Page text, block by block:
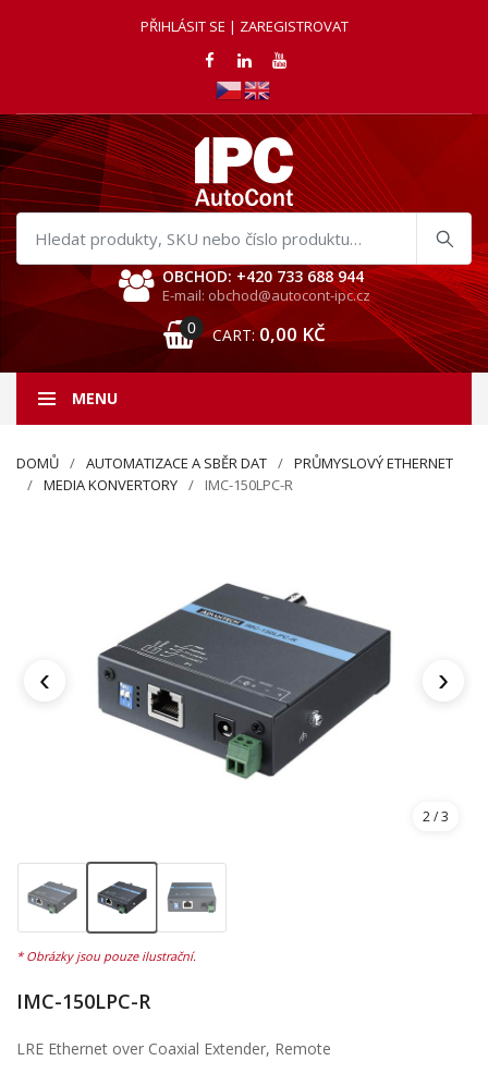
PŘIHLÁSIT SE | ZAREGISTROVAT
Hledat
produkty
OBCHOD: +420 733 688 944
E-mail: obchod@autocont-ipc.cz
0 CART: 0,00 KČ
MENU
DOMŮ AUTOMATIZACE A SBĚR DAT
PRŮMYSLOVÝ ETHERNET
MEDIA KONVERTORY
IMC-150LPC-R
‹ ›
2/ 3
IMC-150LPC-R
LRE Ethernet over Coaxial Extender, Remote